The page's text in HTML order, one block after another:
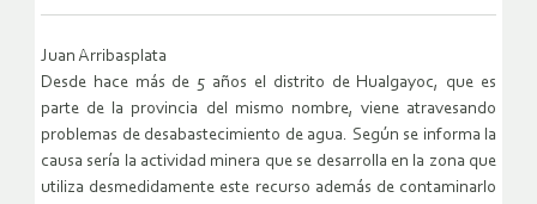
Juan Arribasplata
Desde hace más de 5 años el distrito de Hualgayoc, que es
parte de la provincia del mismo nombre, viene atravesando
problemas de desabastecimiento de agua. Según se informa la
causa sería la actividad minera que se desarrolla en la zona que
utiliza desmedidamente este recurso además de contaminarlo